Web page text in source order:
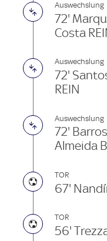
Auswechslung
72'
Costa
Auswechslung
72'
REIN
Auswechslung
72'
Almeida
TOR
67'
TOR
56'